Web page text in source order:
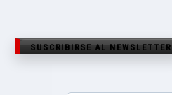
SUSCRIBIRSE AL NEWSLETTER